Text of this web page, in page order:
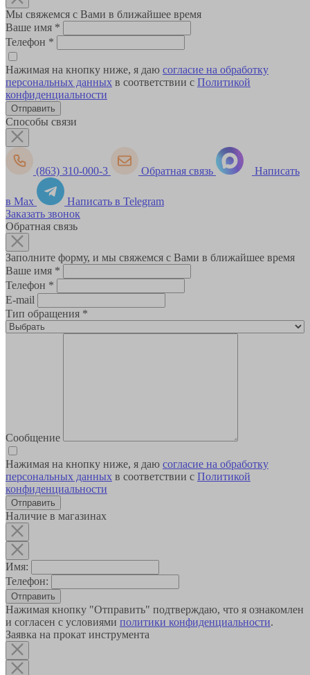
Мы свяжемся с Вами в ближайшее время
Ваше имя *
Телефон *
Нажимая на кнопку ниже, я даю согласие на обработку
персональных данных в соответствии с Политикой
конфиденциальности
Способы связи
(863) 310-000-3 Обратная связь Написать
в Max
Написать в Telegram
Заказать звонок
Обратная связь
Заполните форму, и мы свяжемся с Вами в ближайшее время
Ваше имя *
Телефон *
E-mail
Тип обращения *
Сообщение
Нажимая на кнопку ниже, я даю согласие на обработку
персональных данных в соответствии с Политикой
конфиденциальности
Наличие в магазинах
Имя:
Телефон:
Отправить
Нажимая кнопку "Отправить" подтверждаю, что я ознакомлен
и согласен с условиями политики конфиденциальности.
Заявка на прокат инструмента